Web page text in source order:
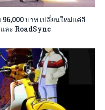
บาท เปลี่ยนใหม่แค่สี
และ RoadSync